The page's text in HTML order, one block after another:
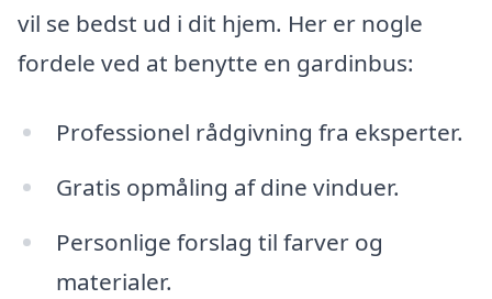
vil se bedst ud i dit hjem. Her er nogle
fordele ved at benytte en gardinbus:
Professionel rådgivning fra eksperter.
Gratis opmåling af dine vinduer.
Personlige forslag til farver og
materialer.